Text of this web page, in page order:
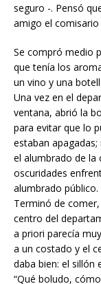
seguro -. Pensó
amigo el
Se compró medio
que tenía los
un vino y una
Una vez en el
ventana, abrió la
para evitar que lo
estaban
el alumbrado de la
oscuridades
alumbrado público.
Terminó de
centro del
a priori parecía
a un costado y el
daba bien: el sillón
“Qué boludo,